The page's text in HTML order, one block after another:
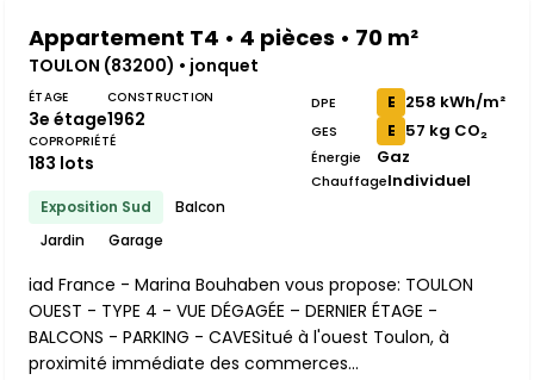
Appartement T4 • 4 pièces • 70 m²
TOULON (83200) • jonquet
ÉTAGE
3e étage
CONSTRUCTION
1962
COPROPRIÉTÉ
183 lots
Exposition Sud
Balcon
Jardin
Garage
DPE E 258 kWh/m²
GES E 57 kg CO₂
Énergie Gaz
ChauffageIndividuel
iad France - Marina Bouhaben vous propose: TOULON
OUEST - TYPE 4 - VUE DÉGAGÉE – DERNIER ÉTAGE -
BALCONS - PARKING - CAVESitué à l'ouest Toulon, à
proximité immédiate des commerces...